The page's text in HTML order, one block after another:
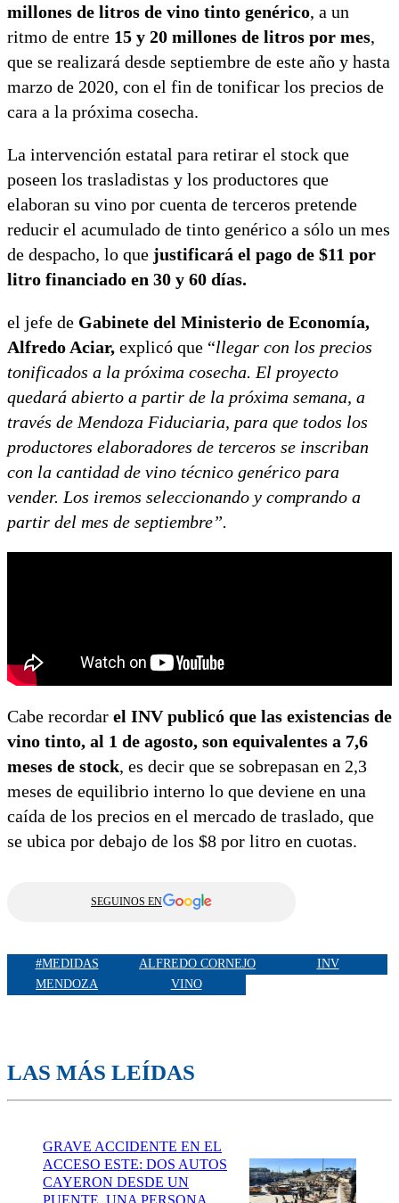
millones de litros de vino tinto genérico, a un
ritmo de entre 15 y 20 millones de litros por mes,
que se realizará desde septiembre de este año y hasta
marzo de 2020, con el fin de tonificar los precios de
cara a la próxima cosecha.
La intervención estatal para retirar el stock que
poseen los trasladistas y los productores que
elaboran su vino por cuenta de terceros pretende
reducir el acumulado de tinto genérico a sólo un mes
de despacho, lo que justificará el pago de $11 por
litro financiado en 30 y 60 días.
el jefe de Gabinete del Ministerio de Economía,
Alfredo Aciar, explicó que “llegar con los precios
tonificados a la próxima cosecha. El proyecto
quedará abierto a partir de la próxima semana, a
través de Mendoza Fiduciaria, para que todos los
productores elaboradores de terceros se inscriban
con la cantidad de vino técnico genérico para
vender. Los iremos seleccionando y comprando a
partir del mes de septiembre”.
Cabe recordar el INV publicó que las existencias de
vino tinto, al 1 de agosto, son equivalentes a 7,6
meses de stock, es decir que se sobrepasan en 2,3
meses de equilibrio interno lo que deviene en una
caída de los precios en el mercado de traslado, que
se ubica por debajo de los $8 por litro en cuotas.
SEGUINOS EN
#MEDIDAS ALFREDO CORNEJO
INV
MENDOZA
VINO
LAS MÁS LEÍDAS
GRAVE ACCIDENTE EN EL
ACCESO ESTE: DOS AUTOS
CAYERON DESDE UN
PUENTE, UNA PERSONA